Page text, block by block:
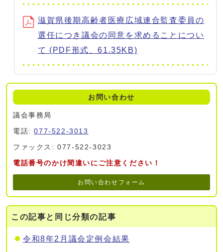
滋賀県後期高齢者医療広域連合監査委員の
選任につき議会の同意を求めることについ
て (PDF形式、61.35KB)
お問い合わせ
議会事務局
電話:077-522-3013
ファックス: 077-522-3023
電話番号のかけ間違いにご注意ください！
お問い合わせフォーム
この記事と同じ分類の記事
令和8年2月議会定例会結果